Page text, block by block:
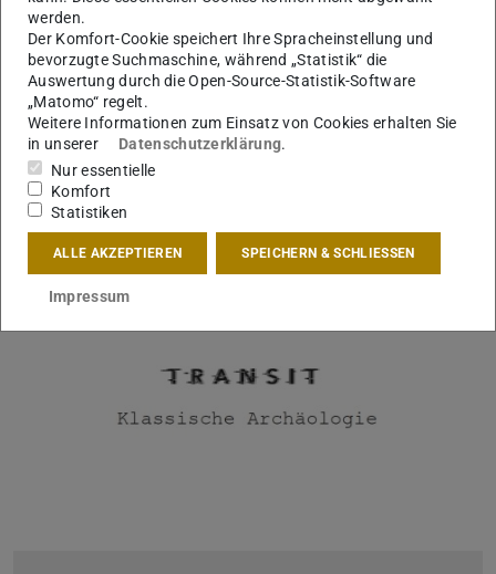
Vorbildliche Bauten im Land Hessen 2020
06.12.2021
Cubity gewinnt in der Kategorie Neubau
Am 19. November wurden die Preisträger*innen der Vorbild­
lichen Bauten im Land Hessen 2020 ausgezeichnet. Das Land
Hessen, vertreten durch das Hessische Ministerium der Finan…
werden.
Der Komfort-Cookie speichert Ihre Spracheinstellung und
bevorzugte Suchmaschine, während „Statistik“ die
Auswertung durch die Open-Source-Statistik-Software
„Matomo“ regelt.
Weitere Informationen zum Einsatz von Cookies erhalten Sie
in unserer
Datenschutzerklärung.
Nur essentielle
Komfort
Statistiken
ALLE AKZEPTIEREN SPEICHERN & SCHLIESSEN
Impressum